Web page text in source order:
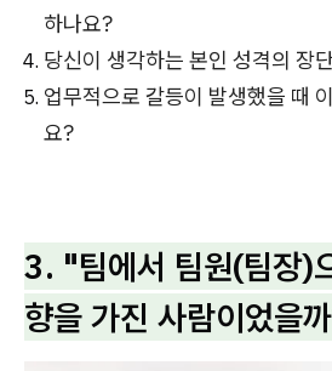
하나요?
당신이 생각하는 본인 성격의 장
업무적으로 갈등이 발생했을 때
요?
3. "팀에서 팀원(팀장)
향을 가진 사람이었을